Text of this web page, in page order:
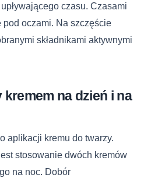
czasu. Czasami
oczami. Na szczęście
składnikami aktywnymi
na dzień i na
aplikacji kremu do twarzy.
stosowanie dwóch kremów
na noc. Dobór